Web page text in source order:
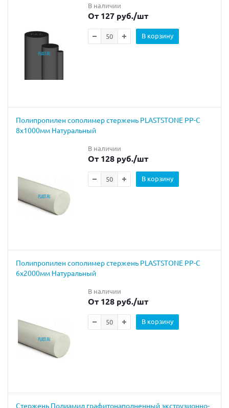
В наличии
От 127 руб./шт
В корзину
Полипропилен сополимер стержень PLASTSTONE PP-C
8х1000мм Натуральный
В наличии
От 128 руб./шт
В корзину
Полипропилен сополимер стержень PLASTSTONE PP-C
6х2000мм Натуральный
В наличии
От 128 руб./шт
В корзину
Стержень Полиамид графитонаполненный экструзионно-